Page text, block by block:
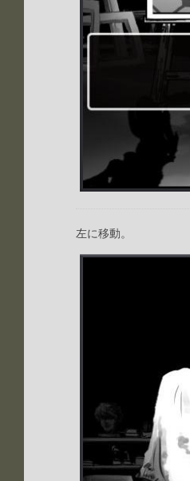
左に移動。